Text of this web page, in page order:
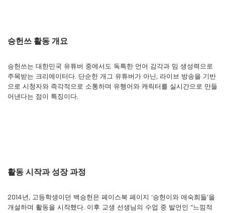
승헌쓰 활동 개요
승헌쓰는 대한민국 유튜버 중에서도 독특한 언어 감각과 밈 생성력으로
주목받는 크리에이터다. 단순한 개그 유튜버가 아닌, 라이브 방송을 기반
으로 시청자와 즉각적으로 소통하며 유행어와 캐릭터를 실시간으로 만들
어낸다는 점이 특징이다.
활동 시작과 성장 과정
2014년, 고등학생이던 백승헌은 페이스북 페이지 ‘승헌이와 애숙희들’을
개설하며 활동을 시작했다. 이후 교생 선생님의 수업 중 발언인 “느낌적